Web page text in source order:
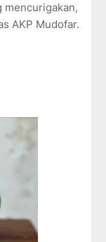
mencurigakan,
AKP Mudofar.